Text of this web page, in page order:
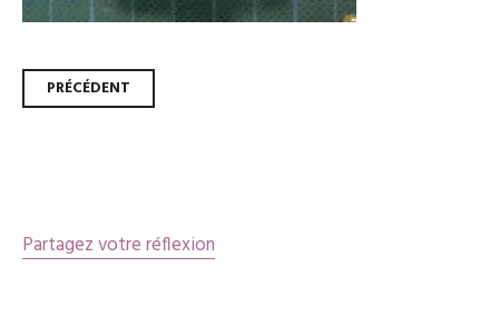
Navigation
PRÉCÉDENT
Partagez votre réflexion